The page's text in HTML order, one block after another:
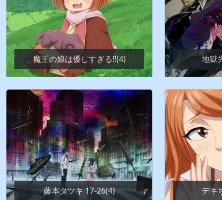
魔王の娘は優しすぎる!!(4) 地獄
藤本タツキ 17-26(4) デキ